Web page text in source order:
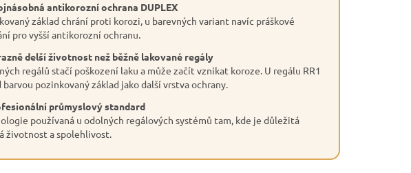
antikorozní ochrana DUPLEX
základ chrání proti korozi, u barevných variant navíc práškové
pro vyšší antikorozní ochranu.
delší životnost než běžně lakované regály
regálů stačí poškození laku a může začít vznikat koroze. U regálu RR1
barvou pozinkovaný základ jako další vrstva ochrany.
průmyslový standard
používaná u odolných regálových systémů tam, kde je důležitá
životnost a spolehlivost.